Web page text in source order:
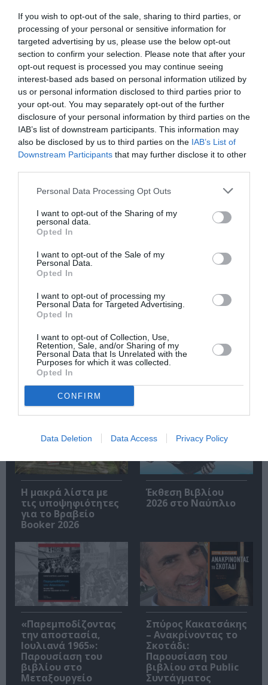
If you wish to opt-out of the sale, sharing to third parties, or
processing of your personal or sensitive information for
targeted advertising by us, please use the below opt-out
section to confirm your selection. Please note that after your
opt-out request is processed you may continue seeing
interest-based ads based on personal information utilized by
us or personal information disclosed to third parties prior to
your opt-out. You may separately opt-out of the further
disclosure of your personal information by third parties on the
IAB’s list of downstream participants. This information may
also be disclosed by us to third parties on the IAB’s List of
Downstream Participants that may further disclose it to other
Personal Data Processing Opt Outs
I want to opt-out of the Sharing of my
personal data.
Opted In
I want to opt-out of the Sale of my
Personal Data.
Opted In
I want to opt-out of processing my
Personal Data for Targeted Advertising.
Opted In
I want to opt-out of Collection, Use,
Retention, Sale, and/or Sharing of my
Personal Data that Is Unrelated with the
Purposes for which it was collected.
Opted In
CONFIRM
Data Deletion Data Access Privacy Policy
Ακολουθήστε το Culturenow.gr στοGoogle Newsκαι
μάθετε πρώτοι όλες τις ειδήσεις
Δείτε όλα τα
τελευταία νέα
για την Τέχνη και τον
Πολιτισμό στοCulturenow.gr
Νέοι Διαγωνισμοί❯
Tags
ΓΑΛΛΙΚΟ ΙΝΣΤΙΤΟΥΤΟ ΑΘΗΝΩΝ
ΔΩΡΕΑΝ ΕΚΔΗΛΩΣΕΙΣ
Newsletter
Κάθε βδομάδα στο e-mail σας τα τελευταία νέα για
Σχετικά Άρθρα
Η μακρά λίστα με
τις υποψηφιότητες
για το Βραβείο
Booker 2026
Έκθεση Βιβλίου
2026 στο Ναύπλιο
«Παρεμποδίζοντας
την αποστασία,
Ιουλιανά 1965»:
Παρουσίαση του
βιβλίου στο
Μεταξουργείο
Σπύρος Κακατσάκης
– Ανακρίνοντας το
Σκοτάδι:
Παρουσίαση του
βιβλίου στα Public
Συντάγματος